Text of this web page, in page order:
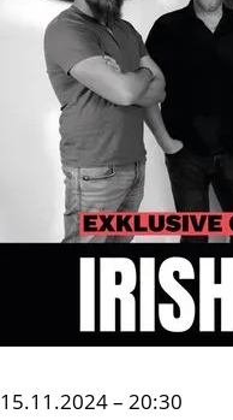
15.11.2024 – 20:30